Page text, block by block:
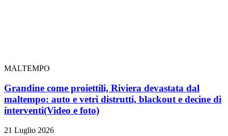
MALTEMPO
Grandine come proiettili, Riviera devastata dal
maltempo: auto e vetri distrutti, blackout e decine di
interventi(Video e foto)
21 Luglio 2026